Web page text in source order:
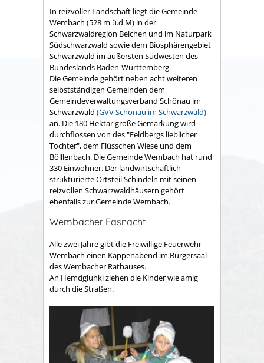
In reizvoller Landschaft liegt die Gemeinde
Wembach (528 m ü.d.M) in der
Schwarzwaldregion Belchen und im Naturpark
Südschwarzwald sowie dem Biosphärengebiet
Schwarzwald im äußersten Südwesten des
Bundeslands Baden-Württemberg.
Die Gemeinde gehört neben acht weiteren
selbstständigen Gemeinden dem
Gemeindeverwaltungsverband Schönau im
Schwarzwald (GVV Schönau im Schwarzwald)
an. Die 180 Hektar große Gemarkung wird
durchflossen von des "Feldbergs lieblicher
Tochter", dem Flüsschen Wiese und dem
Bölllenbach. Die Gemeinde Wembach hat rund
330 Einwohner. Der landwirtschaftlich
strukturierte Ortsteil Schindeln mit seinen
reizvollen Schwarzwaldhäusern gehört
ebenfalls zur Gemeinde Wembach.
Wembacher Fasnacht
Alle zwei Jahre gibt die Freiwillige Feuerwehr
Wembach einen Kappenabend im Bürgersaal
des Wembacher Rathauses.
An Hemdglunki ziehen die Kinder wie amig
durch die Straßen.